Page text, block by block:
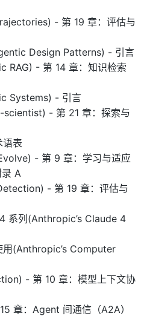
- 第 19 章：评估与
Design Patterns) - 引言
RAG) - 第 14 章：知识检索
Systems) - 引言
scientist) - 第 21 章：探索与
表
- 第 9 章：学习与适应
A
- 第 19 章：评估与
系列(Anthropic’s Claude 4
用(Anthropic’s Computer
- 第 10 章：模型上下文协
章：Agent 间通信（A2A）